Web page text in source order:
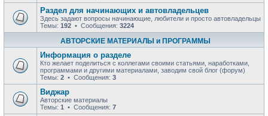
Раздел для начинающих и автовладельцев
Здесь задают вопросы начинающие, любители и просто автовладельцы
Темы: 192 • Сообщения: 3224
АВТОРСКИЕ МАТЕРИАЛЫ и ПРОГРАММЫ
Информация о разделе
Кто желает поделиться с коллегами своими статьями, наработками,
программами и другими материалами, заводим свой блог (форум)
Темы: 2 • Сообщения: 3
Виджар
Авторские материалы
Темы: 1 • Сообщения: 7